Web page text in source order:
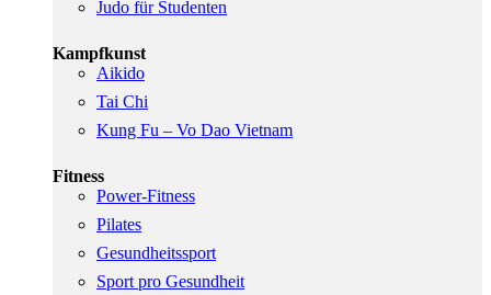
Judo für Studenten
Kampfkunst
Aikido
Tai Chi
Kung Fu – Vo Dao Vietnam
Fitness
Power-Fitness
Pilates
Gesundheitssport
Sport pro Gesundheit